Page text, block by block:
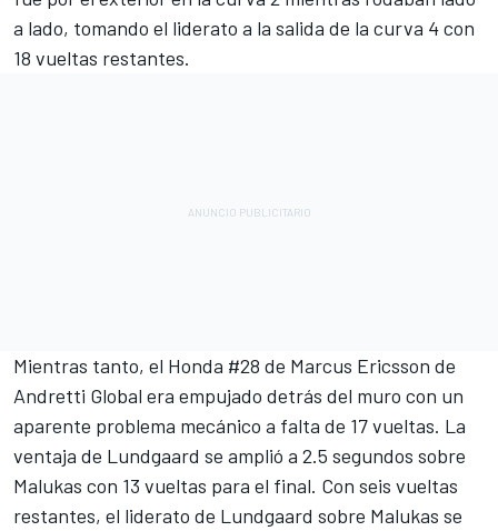
a lado, tomando el liderato a la salida de la curva 4 con
18 vueltas restantes.
Mientras tanto, el Honda #28 de Marcus Ericsson de
Andretti Global era empujado detrás del muro con un
aparente problema mecánico a falta de 17 vueltas. La
ventaja de Lundgaard se amplió a 2.5 segundos sobre
Malukas con 13 vueltas para el final. Con seis vueltas
restantes, el liderato de Lundgaard sobre Malukas se